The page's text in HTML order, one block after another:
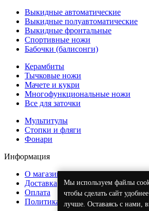
Мы используем файлы
чтобы сделать сайт
лучше. Оставаясь с нами,
Выкидные автоматические
Выкидные полуавтоматические
Выкидные фронтальные
Спортивные ножи
Бабочки (балисонги)
Керамбиты
Тычковые ножи
Мачете и кукри
Многофункциональные ножи
Все для заточки
Мультитулы
Стопки и фляги
Фонари
Информация
О магазине
Доставка
Оплата
Политика обработки